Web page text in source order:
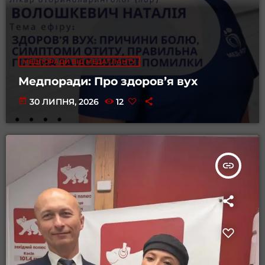
МЕДПОРАДИ ВІД МЕДАТЛАНТУ
Медпоради: Про здоровʼя вух
today 30 ЛИПНЯ, 2026 12
insert_link